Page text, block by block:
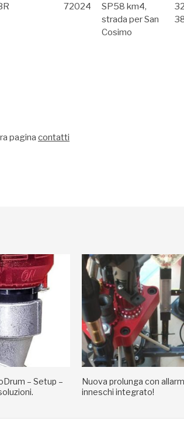
72024
SP58 km4,
strada per San
Cosimo
pagina contatti
– Setup –
Nuova prolunga con
inneschi integrato!